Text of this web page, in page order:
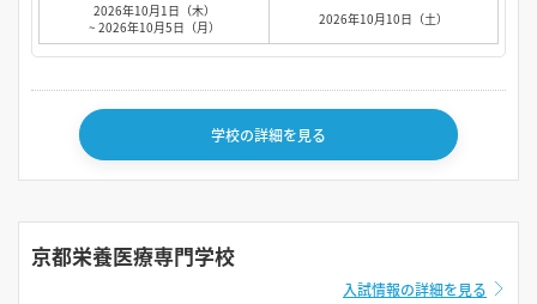
2026年10月1日（木）
~ 2026年10月5日（月）
2026年10月10日（土）
学校の詳細を見る
京都栄養医療専門学校
入試情報の詳細を見る